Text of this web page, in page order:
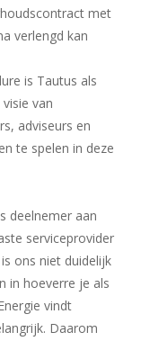
met
verlengd kan
is Tautus als
van
adviseurs en
te spelen in deze
deelnemer aan
serviceprovider
ons niet duidelijk
in hoeverre je als
vindt
Daarom